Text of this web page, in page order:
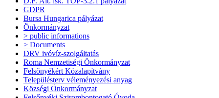
GDPR
Bursa Hungarica pályázat
Önkormányzat
> public informations
> Documents
DRV ivóvíz-szolgáltatás
Roma Nemzetiségi Önkormányzat
Felsőnyékért Közalapítvány
Településterv véleményezési anyag
Községi Önkormányzat